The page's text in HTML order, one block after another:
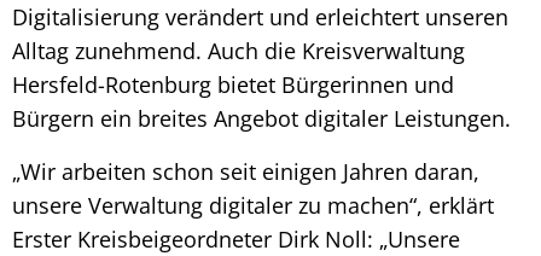
Digitalisierung verändert und erleichtert unseren
Alltag zunehmend. Auch die Kreisverwaltung
Hersfeld-Rotenburg bietet Bürgerinnen und
Bürgern ein breites Angebot digitaler Leistungen.
„Wir arbeiten schon seit einigen Jahren daran,
unsere Verwaltung digitaler zu machen“, erklärt
Erster Kreisbeigeordneter Dirk Noll: „Unsere